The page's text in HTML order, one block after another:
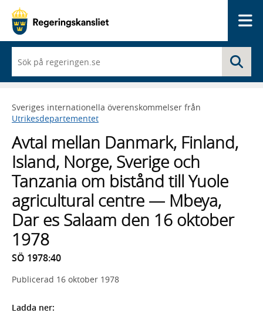
du
börjar
skriva
framträder
en
med
sökförslag
Sveriges internationella överenskommelser från
Utrikesdepartementet
Avtal mellan Danmark, Finland,
Island, Norge, Sverige och
Tanzania om bistånd till Yuole
agricultural centre — Mbeya,
Dar es Salaam den 16 oktober
1978
SÖ 1978:40
Publicerad 16 oktober 1978
Ladda ner: